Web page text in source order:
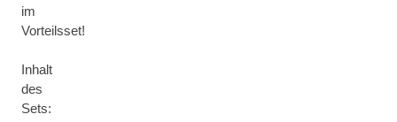
im
Vorteilsset!
Inhalt
des
Sets: